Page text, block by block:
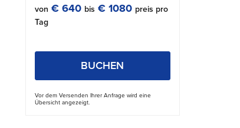
von € 640 bis € 1080 preis pro
Tag
BUCHEN
Vor dem Versenden Ihrer Anfrage wird eine
Übersicht angezeigt.